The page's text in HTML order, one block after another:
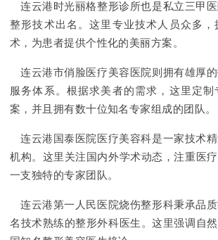
连云港时光丽格整形诊所也是私立三甲
整形技术出名。这里专业技术人员众多，
术，为患者提供个性化的美丽方案。
连云港市俏脸医疗美容医院则拥有雄厚
服务体系。根据求美者的需求，这里定
案，并且拥有数十位知名专家组成的团队。
连云港国泰医院医疗美容科是一家技术
机构。这里关注国内外学术动态，注重医
一支独特的专家团队。
连云港第一人民医院烧伤整形科秉承品
名技术熟练的整形外科医生。这里强调自